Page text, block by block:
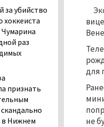
для
не
найти
района
за убийство
хоккеиста
Чумарина
раз
признать
в Нижнем